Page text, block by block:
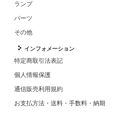
ランプ
パーツ
その他
インフォメーション
特定商取引法表記
個人情報保護
通信販売利用規約
お支払方法・送料・手数料・納期